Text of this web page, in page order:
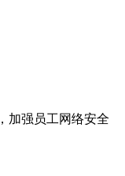
加强员工网络安全